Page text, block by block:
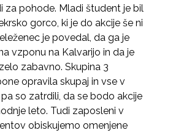
za pohode. Mladi študent je bil
gorco, ki je do akcije še ni
je povedal, da ga je
vzponu na Kalvarijo in da je
zabavno. Skupina 3
opravila skupaj in vse v
so zatrdili, da se bodo akcije
leto. Tudi zaposleni v
obiskujemo omenjene